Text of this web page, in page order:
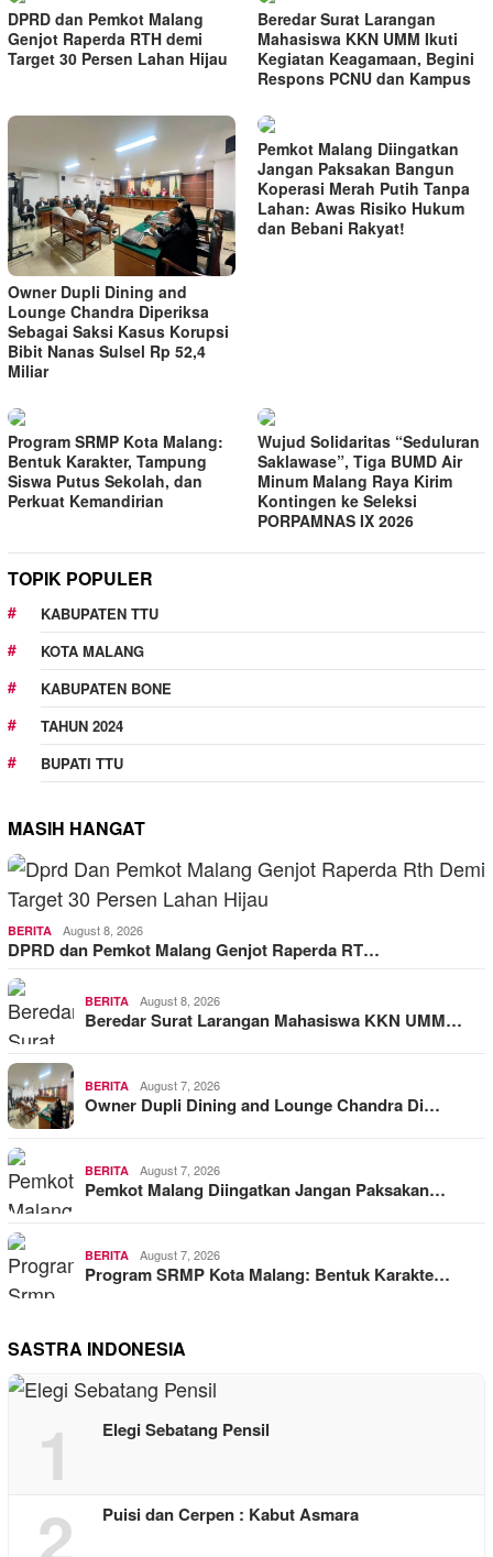
DPRD dan Pemkot Malang
Genjot Raperda RTH demi
Target 30 Persen Lahan Hijau
Beredar Surat Larangan
Mahasiswa KKN UMM Ikuti
Kegiatan Keagamaan, Begini
Respons PCNU dan Kampus
Owner Dupli Dining and
Lounge Chandra Diperiksa
Sebagai Saksi Kasus Korupsi
Bibit Nanas Sulsel Rp 52,4
Miliar
Pemkot Malang Diingatkan
Jangan Paksakan Bangun
Koperasi Merah Putih Tanpa
Lahan: Awas Risiko Hukum
dan Bebani Rakyat!
Program SRMP Kota Malang:
Bentuk Karakter, Tampung
Siswa Putus Sekolah, dan
Perkuat Kemandirian
Wujud Solidaritas “Seduluran
Saklawase”, Tiga BUMD Air
Minum Malang Raya Kirim
Kontingen ke Seleksi
PORPAMNAS IX 2026
TOPIK POPULER
KABUPATEN TTU
KOTA MALANG
KABUPATEN BONE
TAHUN 2024
BUPATI TTU
MASIH HANGAT
BERITA August 8, 2026
DPRD dan Pemkot Malang Genjot Raperda RT…
BERITA August 8, 2026
Beredar Surat Larangan Mahasiswa KKN UMM…
BERITA August 7, 2026
Owner Dupli Dining and Lounge Chandra Di…
BERITA August 7, 2026
Pemkot Malang Diingatkan Jangan Paksakan…
BERITA August 7, 2026
Program SRMP Kota Malang: Bentuk Karakte…
SASTRA INDONESIA
1 Elegi Sebatang Pensil
2 Puisi dan Cerpen : Kabut Asmara